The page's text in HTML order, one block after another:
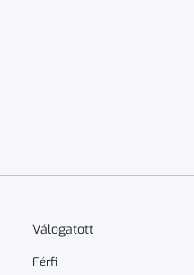
Válogatott
Férfi